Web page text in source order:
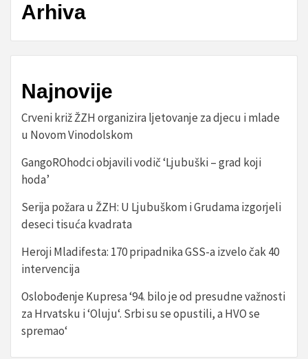
Arhiva
Najnovije
Crveni križ ŽZH organizira ljetovanje za djecu i mlade
u Novom Vinodolskom
GangoROhodci objavili vodič ‘Ljubuški – grad koji
hoda’
Serija požara u ŽZH: U Ljubuškom i Grudama izgorjeli
deseci tisuća kvadrata
Heroji Mladifesta: 170 pripadnika GSS-a izvelo čak 40
intervencija
Oslobođenje Kupresa ‘94. bilo je od presudne važnosti
za Hrvatsku i ‘Oluju‘. Srbi su se opustili, a HVO se
spremao‘